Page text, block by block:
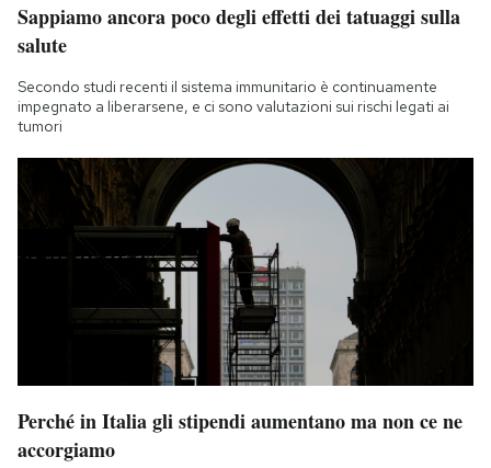
Sappiamo ancora poco degli effetti dei tatuaggi sulla
salute
Secondo studi recenti il sistema immunitario è continuamente
impegnato a liberarsene, e ci sono valutazioni sui rischi legati ai
tumori
Perché in Italia gli stipendi aumentano ma non ce ne
accorgiamo